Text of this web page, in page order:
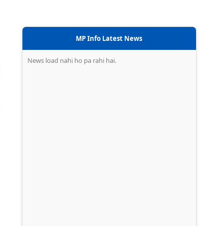
MP Info Latest News
News load nahi ho pa rahi hai.